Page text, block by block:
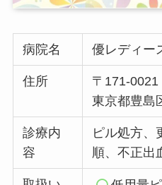
病院名 優レディー
住所
〒171-0021
東京都豊
診療内
容
ピル処方、
順、不正出